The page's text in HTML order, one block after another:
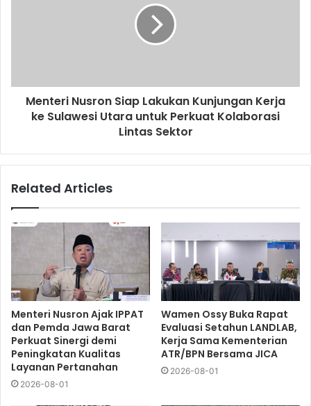
Menteri Nusron Siap Lakukan Kunjungan Kerja
ke Sulawesi Utara untuk Perkuat Kolaborasi
Lintas Sektor
Related Articles
Menteri Nusron Ajak IPPAT
dan Pemda Jawa Barat
Perkuat Sinergi demi
Peningkatan Kualitas
Layanan Pertanahan
2026-08-01
Wamen Ossy Buka Rapat
Evaluasi Setahun LANDLAB,
Kerja Sama Kementerian
ATR/BPN Bersama JICA
2026-08-01